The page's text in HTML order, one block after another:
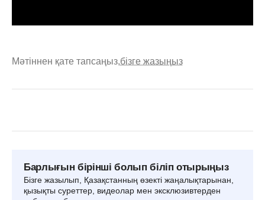
Мәтіннен қате тапсаңыз,бізге жазыңыз
Барлығын бірінші болып біліп отырыңыз
Бізге жазылып, Қазақстанның өзекті жаңалықтарынан,
қызықты суреттер, видеолар мен эксклюзивтерден